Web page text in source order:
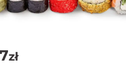
zł